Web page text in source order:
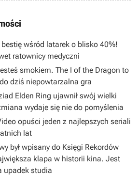
bestię wśród latarek o blisko 40%!
ratownicy medyczni
smokiem. The I of the Dragon to
dziś niepowtarzalna gra
Elden Ring ujawnił swój wielki
wydaje się nie do pomyślenia
opuści jeden z najlepszych seriali
lat
był wpisany do Księgi Rekordów
klapa w historii kina. Jest
upadek studia